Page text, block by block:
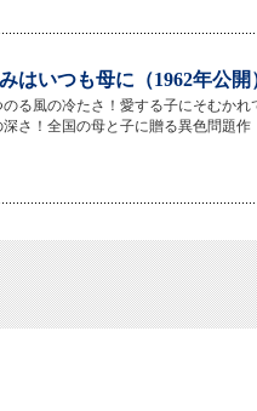
はいつも母に（1962年公開
のる風の冷たさ！愛する子にそむか
深さ！全国の母と子に贈る異色問題作